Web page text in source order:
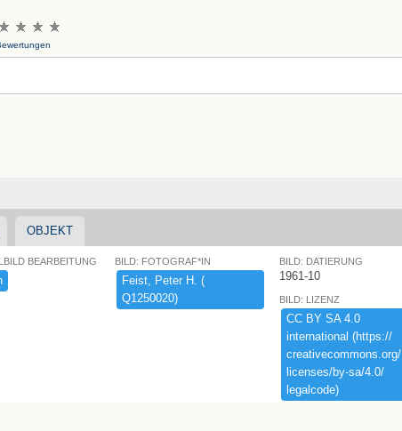
OBJEKT
BEARBEITUNG BILD: FOTOGRAF*IN
Feist,​ ​Peter ​H.​ ​(​
Q1250020)​
BILD: DATIERUNG
1961-10
BILD: LIZENZ
CC ​BY ​SA ​4.​0 ​
international ​(​https:​/​/​
creativecommons.​org/​
licenses/​by-​sa/​4.​0/​
legalcode)​